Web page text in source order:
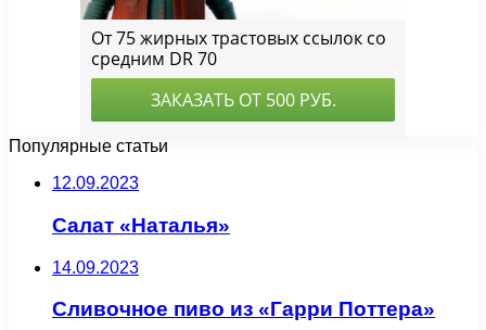
Популярные статьи
12.09.2023
Салат «Наталья»
14.09.2023
Сливочное пиво из «Гарри Поттера»